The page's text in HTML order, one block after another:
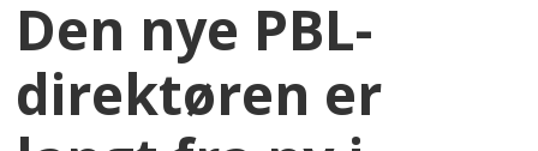
Den nye PBL-
direktøren er